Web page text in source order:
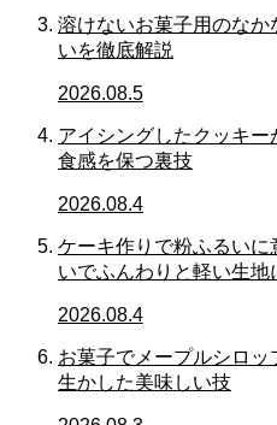
溶けないお菓子用のな
いを徹底解説
2026.08.5
アイシングしたクッキ
食感を保つ裏技
2026.08.4
ケーキ作りで粉ふるい
いでふんわりと軽い生
2026.08.4
お菓子でメープルシロ
生かした美味しい技